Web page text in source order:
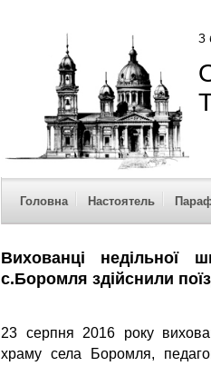
З
Головна Настоятель
Вихованці недільної
с.Боромля здійснили
23 серпня 2016 року
храму села Боромля,